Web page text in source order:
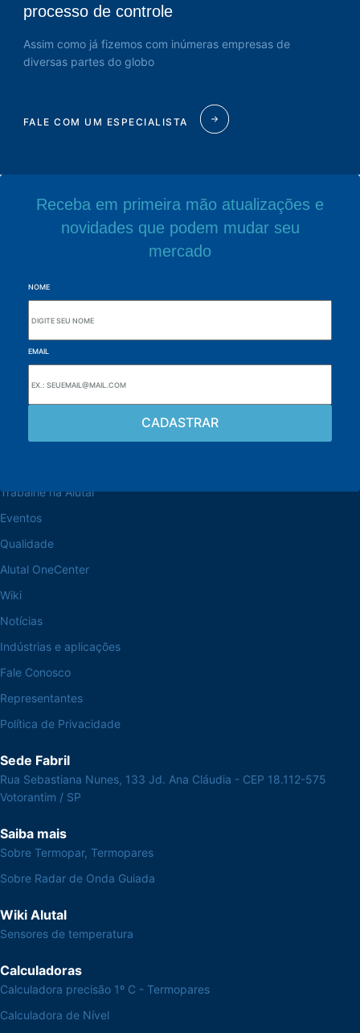
processo de controle
Assim como já fizemos com inúmeras empresas de
diversas partes do globo
FALE COM UM ESPECIALISTA
Receba em primeira mão atualizações e
novidades que podem mudar seu
mercado
NOME
EMAIL
Navegue pelo site
Trabalhe na Alutal
Eventos
Qualidade
Alutal OneCenter
Wiki
Notícias
Indústrias e aplicações
Fale Conosco
Representantes
Política de Privacidade
Sede Fabril
Rua Sebastiana Nunes, 133 Jd. Ana Cláudia - CEP 18.112-575
Votorantim / SP
Saiba mais
Sobre Termopar, Termopares
Sobre Radar de Onda Guiada
Wiki Alutal
Sensores de temperatura
Calculadoras
Calculadora precisão 1º C - Termopares
Calculadora de Nível